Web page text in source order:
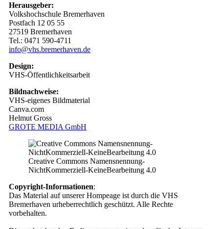
Herausgeber:
Volkshochschule Bremerhaven
Postfach 12 05 55
27519 Bremerhaven
Tel.: 0471 590-4711
info@vhs.bremerhaven.de
Design:
VHS-Öffentlichkeitsarbeit
Bildnachweise:
VHS-eigenes Bildmaterial
Canva.com
Helmut Gross
GROTE MEDIA GmbH
Creative Commons Namensnennung-
NichtKommerziell-KeineBearbeitung 4.0
Copyright-Informationen:
Das Material auf unserer Hompeage ist durch die VHS
Bremerhaven urheberrechtlich geschützt. Alle Rechte
vorbehalten.